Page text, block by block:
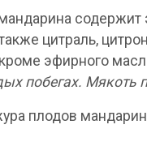
содержит
цитраль,
эфирного
побегах. Мякоть
плодов